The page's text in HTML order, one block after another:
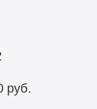
руб.